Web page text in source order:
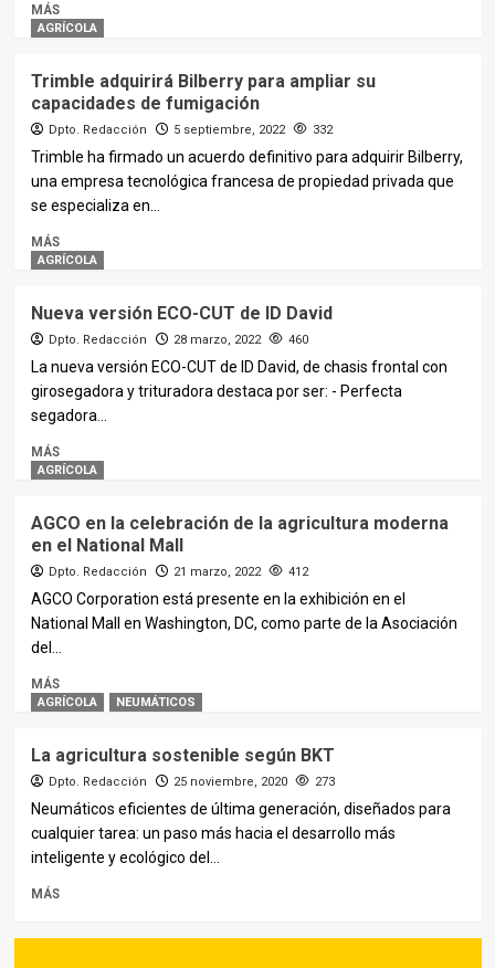
MÁS
AGRÍCOLA
Trimble adquirirá Bilberry para ampliar su
capacidades de fumigación
Dpto. Redacción 5 septiembre, 2022 332
Trimble ha firmado un acuerdo definitivo para adquirir Bilberry,
una empresa tecnológica francesa de propiedad privada que
se especializa en...
MÁS
AGRÍCOLA
Nueva versión ECO-CUT de ID David
Dpto. Redacción 28 marzo, 2022 460
La nueva versión ECO-CUT de ID David, de chasis frontal con
girosegadora y trituradora destaca por ser: - Perfecta
segadora...
MÁS
AGRÍCOLA
AGCO en la celebración de la agricultura moderna
en el National Mall
Dpto. Redacción 21 marzo, 2022 412
AGCO Corporation está presente en la exhibición en el
National Mall en Washington, DC, como parte de la Asociación
del...
MÁS
AGRÍCOLA NEUMÁTICOS
La agricultura sostenible según BKT
Dpto. Redacción 25 noviembre, 2020 273
Neumáticos eficientes de última generación, diseñados para
cualquier tarea: un paso más hacia el desarrollo más
inteligente y ecológico del...
MÁS